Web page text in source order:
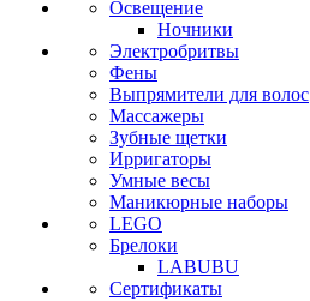
Освещение
Ночники
Электробритвы
Фены
Выпрямители для волос
Массажеры
Зубные щетки
Ирригаторы
Умные весы
Маникюрные наборы
LEGO
Брелоки
LABUBU
Сертификаты